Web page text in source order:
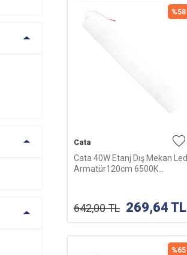
%58
Cata
Cata 40W Etanj Dış Mekan Led
Armatür120cm 6500K
642,00TL 269,64 TL
%65